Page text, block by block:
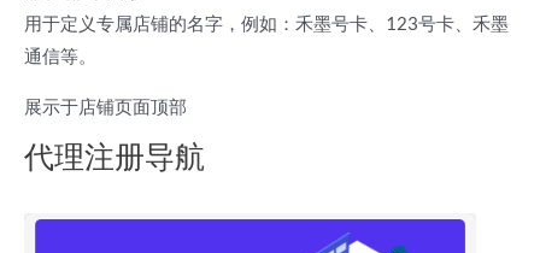
用于定义专属店铺的名字，例如：禾墨号卡、123号卡、禾墨
通信等。
展示于店铺页面顶部
代理注册导航